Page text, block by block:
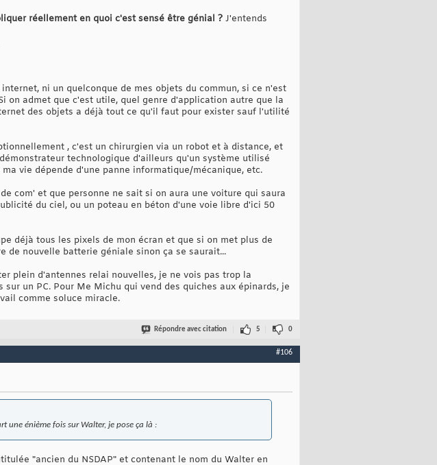
réellement en quoi c'est sensé être génial ? J'entends
ni un quelconque de mes objets du commun, si ce n'est
on admet que c'est utile, quel genre d'application autre que la
des objets a déjà tout ce qu'il faut pour exister sauf l'utilité
, c'est un chirurgien via un robot et à distance, et
technologique d'ailleurs qu'un système utilisé
vie dépende d'une panne informatique/mécanique, etc.
com' et que personne ne sait si on aura une voiture qui saura
du ciel, ou un poteau en béton d'une voie libre d'ici 50
déjà tous les pixels de mon écran et que si on met plus de
de nouvelle batterie géniale sinon ça se saurait...
plein d'antennes relai nouvelles, je ne vois pas trop la
un PC. Pour Me Michu qui vend des quiches aux épinards, je
comme soluce miracle.
Répondre avec citation 5 0
#106
une énième fois sur Walter, je pose ça là :
"ancien du NSDAP" et contenant le nom du Walter en